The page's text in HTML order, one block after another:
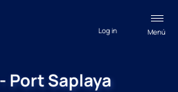
Menú
Log in
Port Saplaya